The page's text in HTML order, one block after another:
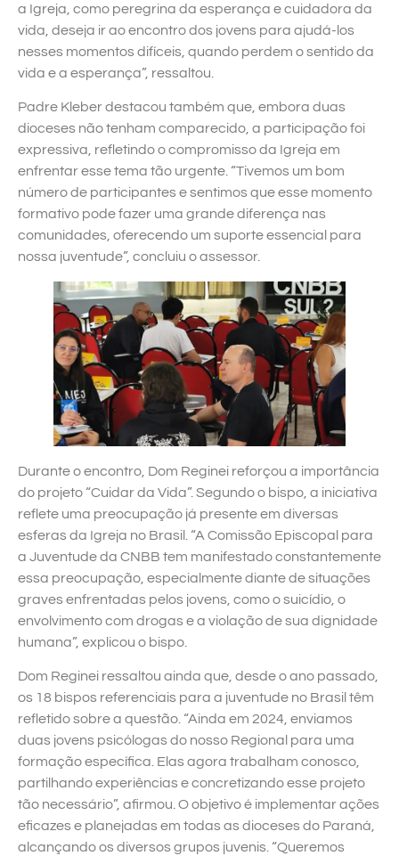
a Igreja, como peregrina da esperança e cuidadora da
vida, deseja ir ao encontro dos jovens para ajudá-los
nesses momentos difíceis, quando perdem o sentido da
vida e a esperança”, ressaltou.
Padre Kleber destacou também que, embora duas
dioceses não tenham comparecido, a participação foi
expressiva, refletindo o compromisso da Igreja em
enfrentar esse tema tão urgente. “Tivemos um bom
número de participantes e sentimos que esse momento
formativo pode fazer uma grande diferença nas
comunidades, oferecendo um suporte essencial para
nossa juventude”, concluiu o assessor.
Durante o encontro, Dom Reginei reforçou a importância
do projeto “Cuidar da Vida”. Segundo o bispo, a iniciativa
reflete uma preocupação já presente em diversas
esferas da Igreja no Brasil. “A Comissão Episcopal para
a Juventude da CNBB tem manifestado constantemente
essa preocupação, especialmente diante de situações
graves enfrentadas pelos jovens, como o suicídio, o
envolvimento com drogas e a violação de sua dignidade
humana”, explicou o bispo.
Dom Reginei ressaltou ainda que, desde o ano passado,
os 18 bispos referenciais para a juventude no Brasil têm
refletido sobre a questão. “Ainda em 2024, enviamos
duas jovens psicólogas do nosso Regional para uma
formação específica. Elas agora trabalham conosco,
partilhando experiências e concretizando esse projeto
tão necessário”, afirmou. O objetivo é implementar ações
eficazes e planejadas em todas as dioceses do Paraná,
alcançando os diversos grupos juvenis. “Queremos